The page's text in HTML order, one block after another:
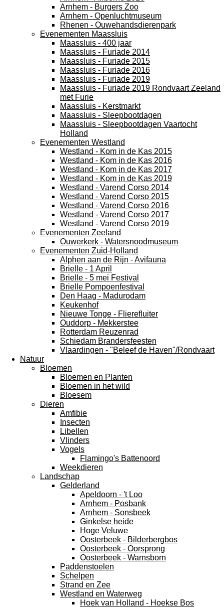
Arnhem - Burgers Zoo
Arnhem - Openluchtmuseum
Rhenen - Ouwehandsdierenpark
Evenementen Maassluis
Maassluis - 400 jaar
Maassluis - Furiade 2014
Maassluis - Furiade 2015
Maassluis - Furiade 2016
Maassluis - Furiade 2019
Maassluis - Furiade 2019 Rondvaart Zeeland
met Furie
Maassluis - Kerstmarkt
Maassluis - Sleepbootdagen
Maassluis - Sleepbootdagen Vaartocht
Holland
Evenementen Westland
Westland - Kom in de Kas 2015
Westland - Kom in de Kas 2016
Westland - Kom in de Kas 2017
Westland - Kom in de Kas 2019
Westland - Varend Corso 2014
Westland - Varend Corso 2015
Westland - Varend Corso 2016
Westland - Varend Corso 2017
Westland - Varend Corso 2019
Evenementen Zeeland
Ouwerkerk - Watersnoodmuseum
Evenementen Zuid-Holland
Alphen aan de Rijn - Avifauna
Brielle - 1 April
Brielle - 5 mei Festival
Brielle Pompoenfestival
Den Haag - Madurodam
Keukenhof
Nieuwe Tonge - Flierefluiter
Ouddorp - Mekkerstee
Rotterdam Reuzenrad
Schiedam Brandersfeesten
Vlaardingen - "Beleef de Haven"/Rondvaart
Natuur
Bloemen
Bloemen en Planten
Bloemen in het wild
Bloesem
Dieren
Amfibie
Insecten
Libellen
Vlinders
Vogels
Flamingo's Battenoord
Weekdieren
Landschap
Gelderland
Apeldoorn - 't Loo
Arnhem - Posbank
Arnhem - Sonsbeek
Ginkelse heide
Hoge Veluwe
Oosterbeek - Bilderbergbos
Oosterbeek - Oorsprong
Oosterbeek - Warnsborn
Paddenstoelen
Schelpen
Strand en Zee
Westland en Waterweg
Hoek van Holland - Hoekse Bos